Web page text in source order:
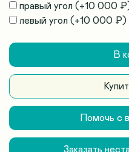
правый угол (+10 000 ₽
левый угол (+10 000 ₽)
В
Помочь с
Заказать